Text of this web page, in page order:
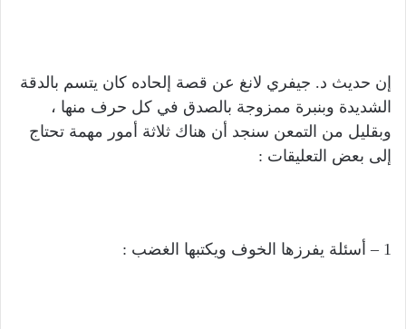
إن حديث د. جيفري لانغ عن قصة إلحاده كان يتسم بالدقة
الشديدة وبنبرة ممزوجة بالصدق في كل حرف منها ،
وبقليل من التمعن سنجد أن هناك ثلاثة أمور مهمة تحتاج
إلى بعض التعليقات :
1 – أسئلة يفرزها الخوف ويكتبها الغضب :